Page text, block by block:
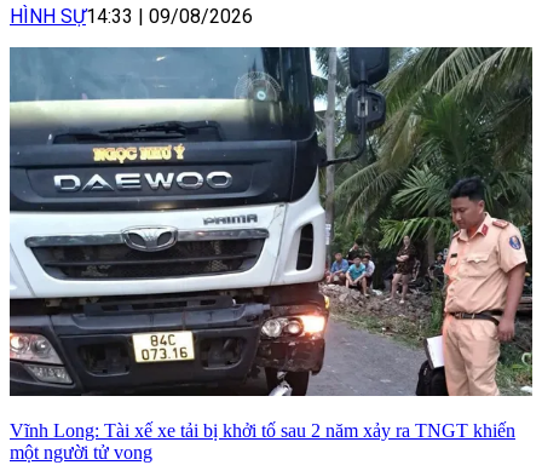
HÌNH SỰ14:33 | 09/08/2026
Vĩnh Long: Tài xế xe tải bị khởi tố sau 2 năm xảy ra TNGT khiến
một người tử vong